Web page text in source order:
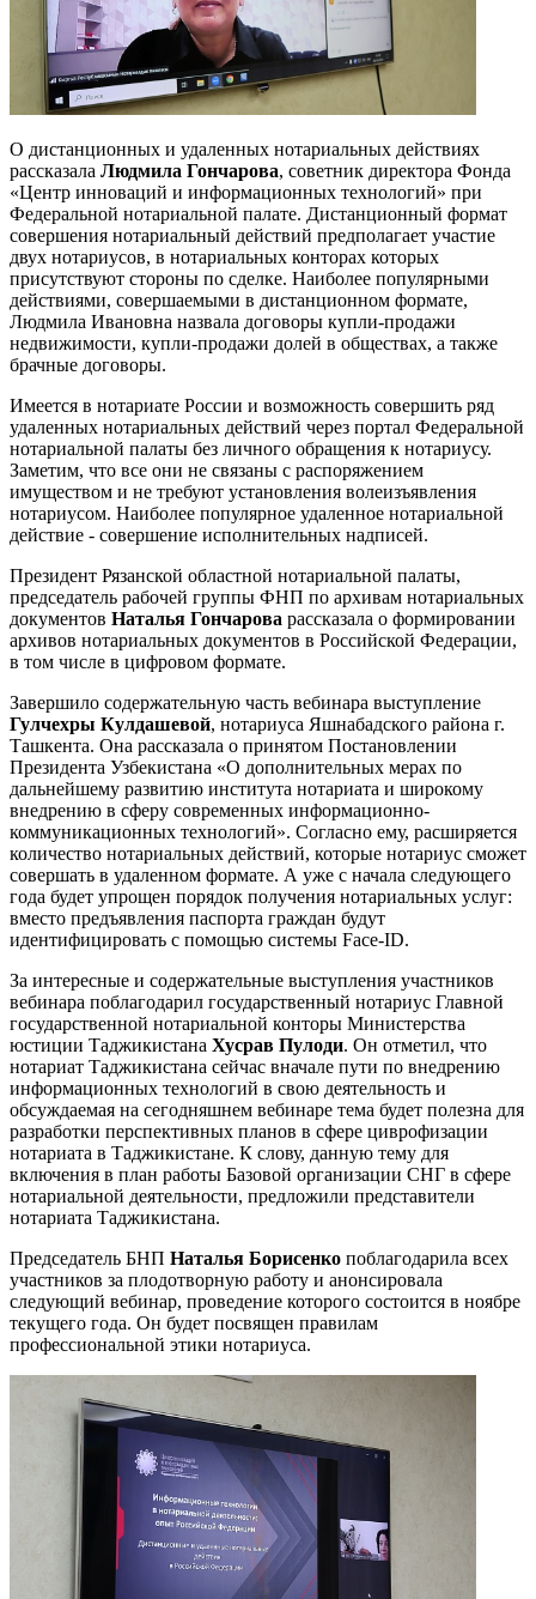
О дистанционных и удаленных нотариальных действиях
рассказала Людмила Гончарова, советник директора Фонда
«Центр инноваций и информационных технологий» при
Федеральной нотариальной палате. Дистанционный формат
совершения нотариальный действий предполагает участие
двух нотариусов, в нотариальных конторах которых
присутствуют стороны по сделке. Наиболее популярными
действиями, совершаемыми в дистанционном формате,
Людмила Ивановна назвала договоры купли-продажи
недвижимости, купли-продажи долей в обществах, а также
брачные договоры.
Имеется в нотариате России и возможность совершить ряд
удаленных нотариальных действий через портал Федеральной
нотариальной палаты без личного обращения к нотариусу.
Заметим, что все они не связаны с распоряжением
имуществом и не требуют установления волеизъявления
нотариусом. Наиболее популярное удаленное нотариальной
действие - совершение исполнительных надписей.
Президент Рязанской областной нотариальной палаты,
председатель рабочей группы ФНП по архивам нотариальных
документов Наталья Гончарова рассказала о формировании
архивов нотариальных документов в Российской Федерации,
в том числе в цифровом формате.
Завершило содержательную часть вебинара выступление
Гулчехры Кулдашевой, нотариуса Яшнабадского района г.
Ташкента. Она рассказала о принятом Постановлении
Президента Узбекистана «О дополнительных мерах по
дальнейшему развитию института нотариата и широкому
внедрению в сферу современных информационно-
коммуникационных технологий». Согласно ему, расширяется
количество нотариальных действий, которые нотариус сможет
совершать в удаленном формате. А уже с начала следующего
года будет упрощен порядок получения нотариальных услуг:
вместо предъявления паспорта граждан будут
идентифицировать с помощью системы Face-ID.
За интересные и содержательные выступления участников
вебинара поблагодарил государственный нотариус Главной
государственной нотариальной конторы Министерства
юстиции Таджикистана Хусрав Пулоди. Он отметил, что
нотариат Таджикистана сейчас вначале пути по внедрению
информационных технологий в свою деятельность и
обсуждаемая на сегодняшнем вебинаре тема будет полезна для
разработки перспективных планов в сфере циврофизации
нотариата в Таджикистане. К слову, данную тему для
включения в план работы Базовой организации СНГ в сфере
нотариальной деятельности, предложили представители
нотариата Таджикистана.
Председатель БНП Наталья Борисенко поблагодарила всех
участников за плодотворную работу и анонсировала
следующий вебинар, проведение которого состоится в ноябре
текущего года. Он будет посвящен правилам
профессиональной этики нотариуса.